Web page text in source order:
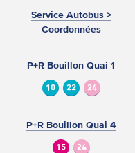
Service Autobus >
Coordonnées
P+R Bouillon Quai 1
10 22 24
P+R Bouillon Quai 4
15 24